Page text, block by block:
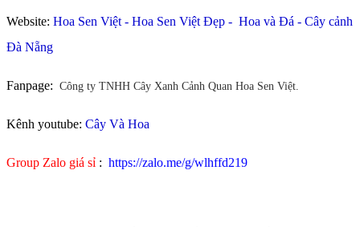
Website: Hoa Sen Việt - Hoa Sen Việt Đẹp - Hoa và Đá - Cây cảnh
Đà Nẵng
Fanpage: Công ty TNHH Cây Xanh Cảnh Quan Hoa Sen Việt.
Kênh youtube: Cây Và Hoa
Group Zalo giá sỉ : https://zalo.me/g/wlhffd219